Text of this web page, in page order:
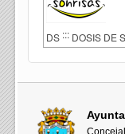
DS ::: DOSIS DE